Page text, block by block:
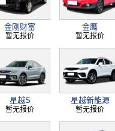
金刚财富
暂无报价
金鹰
暂无报价
星越S
暂无报价
星越新能源
暂无报价